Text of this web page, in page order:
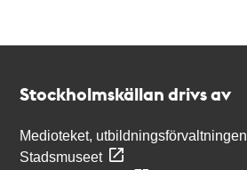
Stockholmskällan drivs av
Medioteket, utbildningsförvaltningen
Stadsmuseet